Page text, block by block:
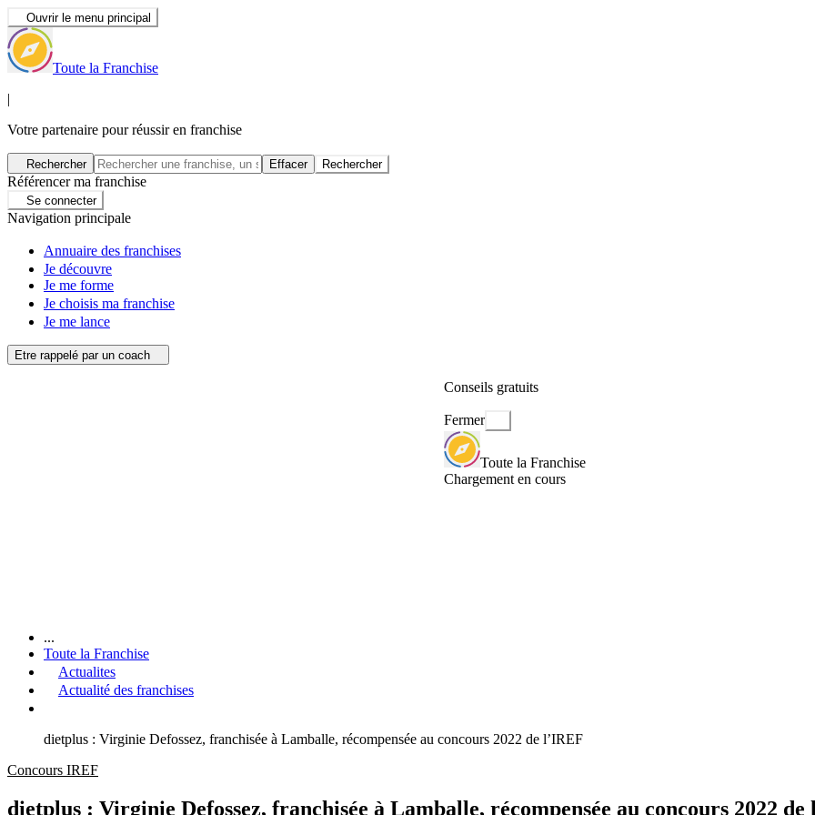
Ouvrir le menu principal
Toute la Franchise
|
Votre partenaire pour réussir en franchise
Rechercher Effacer Rechercher
Référencer ma franchise
Se connecter
Navigation principale
Annuaire des franchises
Je découvre
Je me forme
Je choisis ma franchise
Je me lance
Etre rappelé par un coach
Conseils gratuits
Fermer
Toute la Franchise
Chargement en cours
...
Toute la Franchise
Actualites
Actualité des franchises
dietplus : Virginie Defossez, franchisée à Lamballe, récompensée au concours 2022 de l’IREF
Concours IREF
dietplus : Virginie Defossez, franchisée à Lamballe, récompensée au concours 2022 de